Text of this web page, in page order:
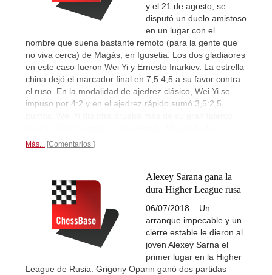
y el 21 de agosto, se
disputó un duelo amistoso
en un lugar con el
nombre que suena bastante remoto (para la gente que
no viva cerca) de Magás, en Igusetia. Los dos gladiaores
en este caso fueron Wei Yi y Ernesto Inarkiev. La estrella
china dejó el marcador final en 7,5:4,5 a su favor contra
el ruso. En la modalidad de ajedrez clásico, Wei Yi se
impuso por 4:2 y en el ajedrez rápido sumó 3,5:2,5
Más... Comentarios
Alexey Sarana gana la
dura Higher League rusa
06/07/2018 – Un
arranque impecable y un
cierre estable le dieron al
joven Alexey Sarna el
primer lugar en la Higher
League de Rusia. Grigoriy Oparin ganó dos partidas